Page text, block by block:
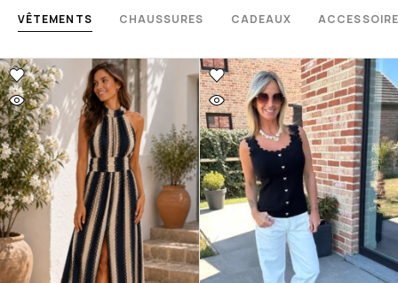
VÊTEMENTS CHAUSSURES CADEAUX